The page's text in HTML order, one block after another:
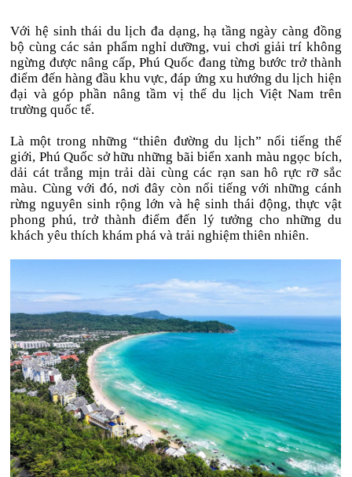
Với hệ sinh thái du lịch đa dạng, hạ tầng ngày càng đồng
bộ cùng các sản phẩm nghỉ dưỡng, vui chơi giải trí không
ngừng được nâng cấp, Phú Quốc đang từng bước trở thành
điểm đến hàng đầu khu vực, đáp ứng xu hướng du lịch hiện
đại và góp phần nâng tầm vị thế du lịch Việt Nam trên
trường quốc tế.
Là một trong những “thiên đường du lịch” nổi tiếng thế
giới, Phú Quốc sở hữu những bãi biển xanh màu ngọc bích,
dải cát trắng mịn trải dài cùng các rạn san hô rực rỡ sắc
màu. Cùng với đó, nơi đây còn nổi tiếng với những cánh
rừng nguyên sinh rộng lớn và hệ sinh thái động, thực vật
phong phú, trở thành điểm đến lý tưởng cho những du
khách yêu thích khám phá và trải nghiệm thiên nhiên.